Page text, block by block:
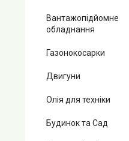
Вантажопідйомне
обладнання
Газонокосарки
Двигуни
Олія для техніки
Будинок та Сад